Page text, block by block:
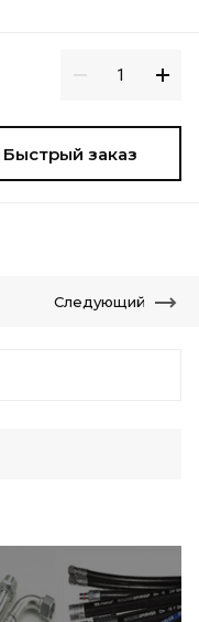
Быстрый заказ
Следующий